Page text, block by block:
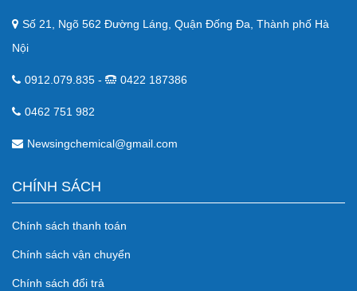
Số 21, Ngõ 562 Đường Láng, Quận Đống Đa, Thành phố Hà
Nội
0912.079.835 - 0422 187386
0462 751 982
Newsingchemical@gmail.com
CHÍNH SÁCH
Chính sách thanh toán
Chính sách vận chuyển
Chính sách đổi trả